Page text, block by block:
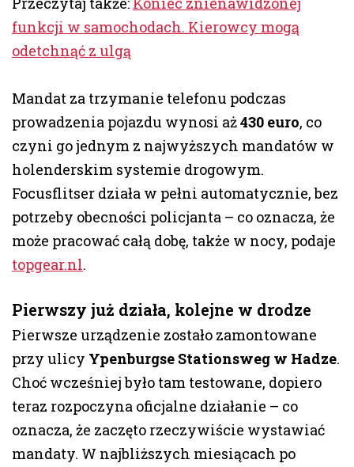
funkcji w samochodach. Kierowcy mogą
odetchnąć z ulgą
Mandat za trzymanie telefonu podczas
prowadzenia pojazdu wynosi aż430 euro, co
czyni go jednym z najwyższych mandatów w
holenderskim systemie drogowym.
Focusflitser działa w pełni automatycznie, bez
potrzeby obecności policjanta – co oznacza, że
może pracować całą dobę, także w nocy, podaje
topgear.nl.
Pierwszy już działa, kolejne w drodze
Pierwsze urządzenie zostało zamontowane
przy ulicy Ypenburgse Stationsweg w Hadze.
Choć wcześniej było tam testowane, dopiero
teraz rozpoczyna oficjalne działanie – co
oznacza, że zaczęto rzeczywiście wystawiać
mandaty. W najbliższych miesiącach po